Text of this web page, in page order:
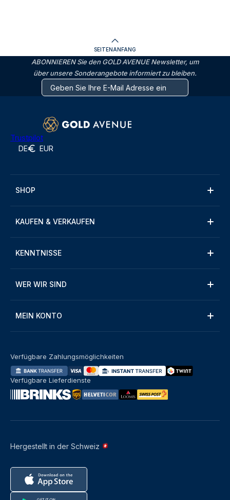
SEITENANFANG
ABONNIEREN Sie den GOLD AVENUE Newsletter, um
über unsere Sonderangebote informiert zu bleiben.
Trustpilot
DE EUR
SHOP
KAUFEN & VERKAUFEN
KENNTNISSE
WER WIR SIND
MEIN KONTO
Hergestellt in der Schweiz
Verfügbare Zahlungsmöglichkeiten
Verfügbare Lieferdienste